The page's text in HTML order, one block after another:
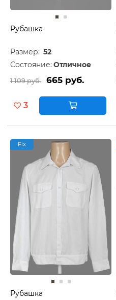
Рубашка
Размер: 52
Состояние: Отличное
1 109 руб. 665 руб.
3
Fix
Рубашка